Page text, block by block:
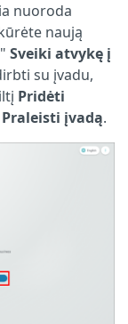
nuoroda
naują
Sveiki atvykę į
su įvadu,
Pridėti
Praleisti įvadą.